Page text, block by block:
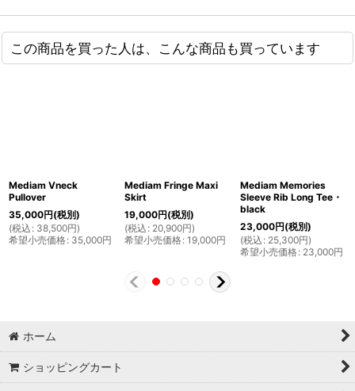
この商品を買った人は、こんな商品も買っています
Mediam Vneck
Pullover
35,000円(税別)
(税込 : 38,500円)
希望小売価格: 35,000円
Mediam Fringe Maxi
Skirt
19,000円(税別)
(税込 : 20,900円)
希望小売価格: 19,000円
Mediam Memories
Sleeve Rib Long Tee・
black
23,000円(税別)
(税込 : 25,300円)
希望小売価格: 23,000円
ホーム
ショッピングカート